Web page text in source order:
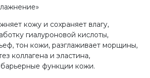
кожу и сохраняет влагу,
гиалуроновой кислоты,
тон кожи, разглаживает морщины,
коллагена и эластина,
барьерные функции кожи.